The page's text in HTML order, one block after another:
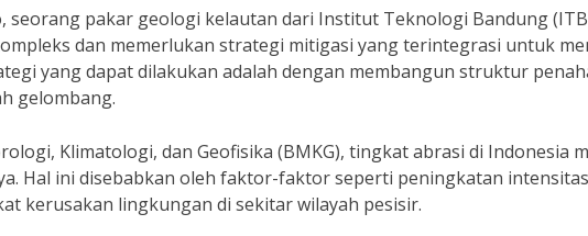
seorang pakar geologi kelautan dari Institut Teknologi Bandung
dan memerlukan strategi mitigasi yang terintegrasi untuk
yang dapat dilakukan adalah dengan membangun struktur
gelombang.
Klimatologi, dan Geofisika (BMKG), tingkat abrasi di Indonesia
Hal ini disebabkan oleh faktor-faktor seperti peningkatan intensitas
kerusakan lingkungan di sekitar wilayah pesisir.